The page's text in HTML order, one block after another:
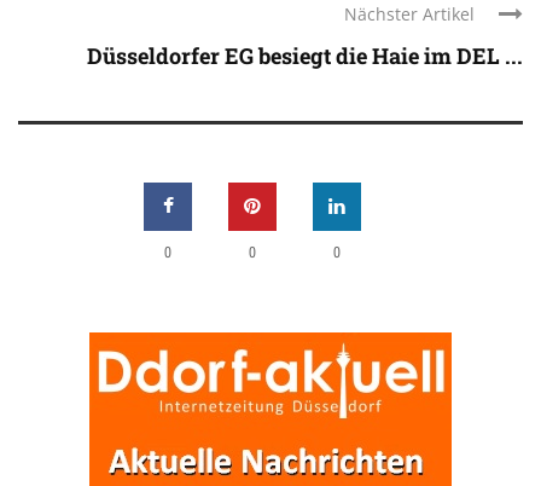
Nächster Artikel
Düsseldorfer EG besiegt die Haie im DEL ...
0 0 0